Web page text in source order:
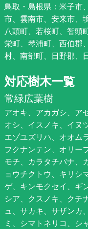
鳥取・島根県：米子市
市、雲南市、安来市、
八頭町、若桜町、智頭
栄町、琴浦町、西伯郡
村、南部町、日野郡、
対応樹木一覧
常緑広葉樹
アオキ、アカガシ、ア
オシ、イスノキ、イヌ
エゾユズリハ、オオム
フクナンテン、オリー
モチ、カラタチバナ、
ョウチクトウ、キリシ
ゲ、キンモクセイ、ギ
シア、クスノキ、クチ
ュ、サカキ、サザンカ
ミ、シマトネリコ、シ